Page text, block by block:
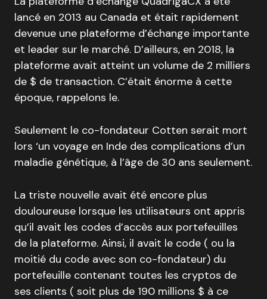
lancé en 2013 au Canada et était rapidement
devenue une plateforme d’échange importante
et leader sur le marché. D’ailleurs, en 2018, la
plateforme avait atteint un volume de 2 milliers
de $ de transaction. C’était énorme à cette
époque, rappelons le.
Seulement le co-fondateur Cotten serait mort
lors ‘un voyage en Inde des complications d’un
maladie génétique, à l’âge de 30 ans seulement.
La triste nouvelle avait été encore plus
douloureuse lorsque les utilisateurs ont appris
qu’il avait les codes d’accès aux portefeuilles
de la plateforme. Ainsi, il avait le code ( ou la
moitié du code avec son co-fondateur) du
portefeuille contenant toutes les cryptos de
ses clients ( soit plus de 190 millions $ à ce